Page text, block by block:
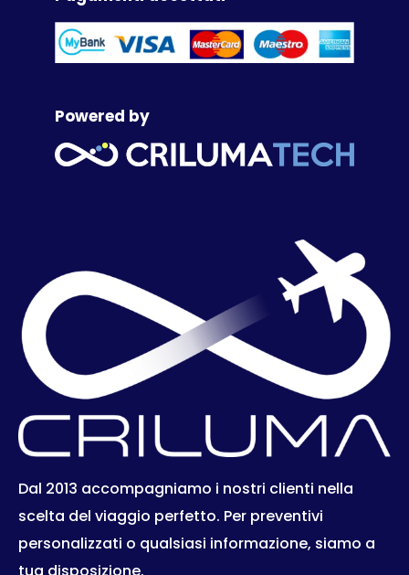
Powered by
Dal 2013 accompagniamo i nostri clienti nella
scelta del viaggio perfetto. Per preventivi
personalizzati o qualsiasi informazione, siamo a